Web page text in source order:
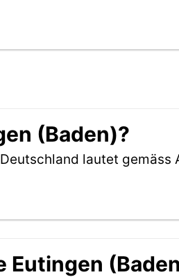
(Baden)?
lautet gemäss
Eutingen